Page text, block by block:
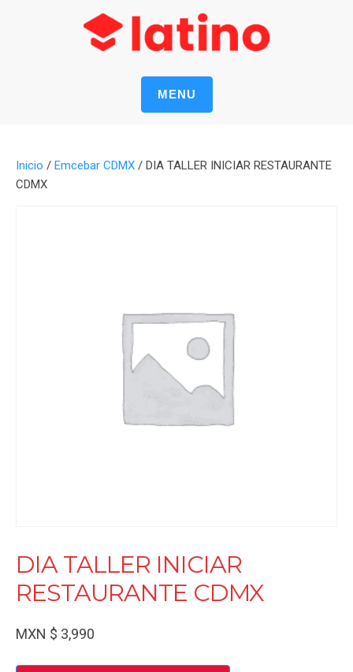
MENU
Inicio / Emcebar CDMX / DIA TALLER INICIAR RESTAURANTE
CDMX
DIA TALLER INICIAR
RESTAURANTE CDMX
MXN $ 3,990